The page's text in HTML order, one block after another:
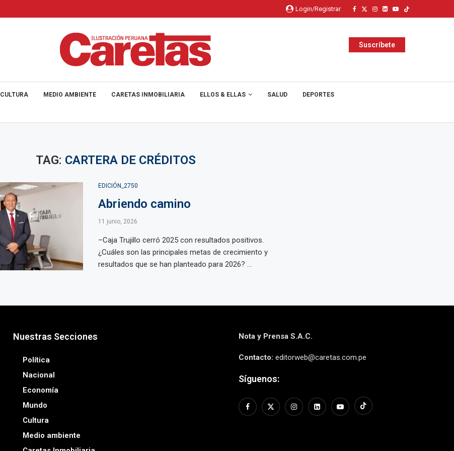
Login/Registrar
Suscríbete
CULTURA MEDIO AMBIENTE CARETAS INMOBILIARIA ELLOS & ELLAS SALUD DEPORTES
TAG: CARTERA DE CRÉDITOS
EDICIÓN_2750
Abriendo camino
11 junio, 2026
–Caja Trujillo cerró 2025 con resultados positivos.
¿Cuáles son las principales metas de crecimiento y
resultados que se han planteado para 2026? ...
Nuestras Secciones
Política
Nacional
Economía
Mundo
Cultura
Medio ambiente
Nota y Prensa S.A.C.
Contacto: editorweb@caretas.com.pe
Síguenos: